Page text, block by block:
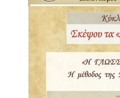
2011
2010
2006